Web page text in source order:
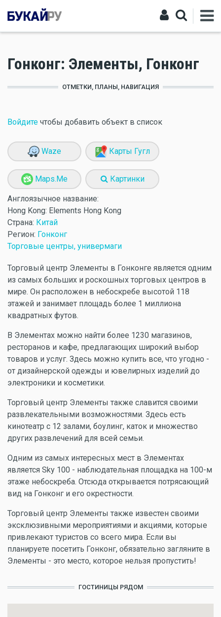
Гонконг: Элементы, Гонконг
ОТМЕТКИ, ПЛАНЫ, НАВИГАЦИЯ
Войдите чтобы добавить объект в список
Waze Карты Гугл
Maps.Me Картинки
Англоязычное название:
Hong Kong: Elements Hong Kong
Страна: Китай
Регион: Гонконг
Торговые центры, универмаги
Торговый центр Элементы в Гонконге является одним
из самых больших и роскошных торговых центров в
мире. Он расположен в небоскребе высотой 118
этажей и занимает площадь более 1 миллиона
квадратных футов.
В Элементах можно найти более 1230 магазинов,
ресторанов и кафе, предлагающих широкий выбор
товаров и услуг. Здесь можно купить все, что угодно -
от дизайнерской одежды и ювелирных изделий до
электроники и косметики.
Торговый центр Элементы также славится своими
развлекательными возможностями. Здесь есть
кинотеатр с 12 залами, боулинг, каток и множество
других развлечений для всей семьи.
Одним из самых интересных мест в Элементах
является Sky 100 - наблюдательная площадка на 100-м
этаже небоскреба. Отсюда открывается потрясающий
вид на Гонконг и его окрестности.
Торговый центр Элементы также известен своими
эксклюзивными мероприятиями и акциями, которые
привлекают туристов со всего мира. Если вы
планируете посетить Гонконг, обязательно загляните в
Элементы - это место, которое нельзя пропустить!
ГОСТИНИЦЫ РЯДОМ